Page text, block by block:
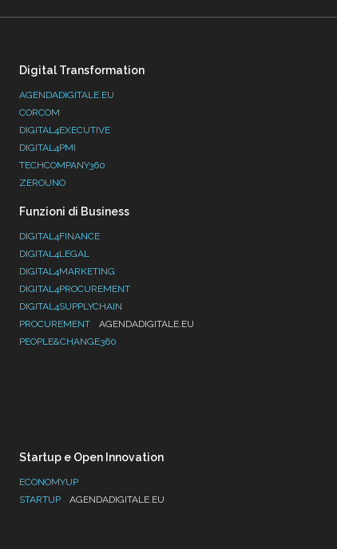
Digital Transformation
AGENDADIGITALE.EU
CORCOM
DIGITAL4EXECUTIVE
DIGITAL4PMI
TECHCOMPANY360
ZEROUNO
Funzioni di Business
DIGITAL4FINANCE
DIGITAL4LEGAL
DIGITAL4MARKETING
DIGITAL4PROCUREMENT
DIGITAL4SUPPLYCHAIN
PROCUREMENT
AGENDADIGITALE.EU
PEOPLE&CHANGE360
Startup e Open Innovation
ECONOMYUP
STARTUP
AGENDADIGITALE.EU